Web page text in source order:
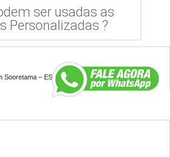
ser usadas as
Personalizadas ?
Sooretama – ES